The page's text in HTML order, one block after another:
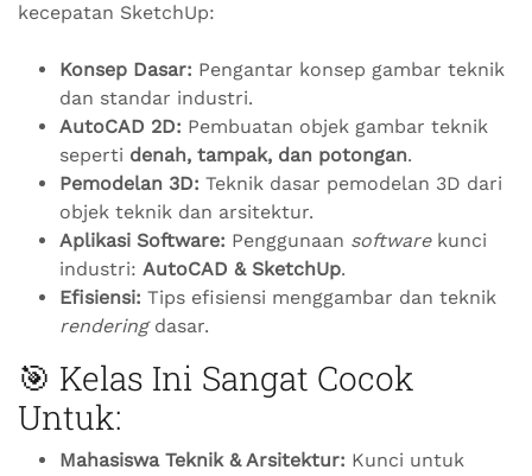
kecepatan SketchUp:
Konsep Dasar: Pengantar konsep gambar teknik
dan standar industri.
AutoCAD 2D: Pembuatan objek gambar teknik
seperti denah, tampak, dan potongan.
Pemodelan 3D: Teknik dasar pemodelan 3D dari
objek teknik dan arsitektur.
Aplikasi Software: Penggunaan softwarekunci
industri: AutoCAD & SketchUp.
Efisiensi: Tips efisiensi menggambar dan teknik
renderingdasar.
🎯 Kelas Ini Sangat Cocok
Untuk:
Mahasiswa Teknik & Arsitektur: Kunci untuk